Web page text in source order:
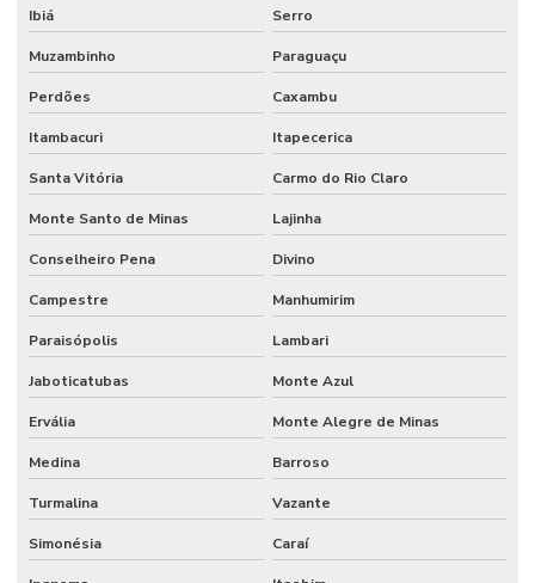
Ibiá Serro
Muzambinho Paraguaçu
Perdões Caxambu
Itambacuri Itapecerica
Santa Vitória Carmo do Rio Claro
Monte Santo de Minas Lajinha
Conselheiro Pena Divino
Campestre Manhumirim
Paraisópolis Lambari
Jaboticatubas Monte Azul
Ervália Monte Alegre de Minas
Medina Barroso
Turmalina Vazante
Simonésia Caraí